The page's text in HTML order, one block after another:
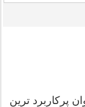
یا 2 اینچ به عنوان پرکاربرد ترین